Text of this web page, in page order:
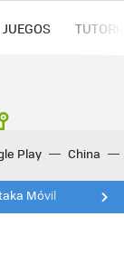
JUEGOS
Play China
Móvil